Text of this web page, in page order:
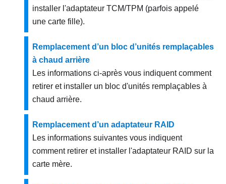
installer l'adaptateur TCM/TPM (parfois appelé
une carte fille).
Remplacement d’un bloc d’unités remplaçables
à chaud arrière
Les informations ci-après vous indiquent comment
retirer et installer un bloc d'unités remplaçables à
chaud arrière.
Remplacement d’un adaptateur RAID
Les informations suivantes vous indiquent
comment retirer et installer l'adaptateur RAID sur la
carte mère.